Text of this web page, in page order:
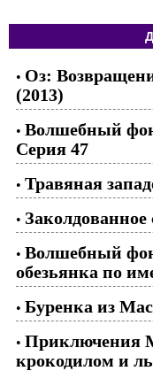
• Оз:
(2013)
• Волшебный
Серия 47
• Травяная
• Заколдованное
• Волшебный
обезьянка по
• Буренка из
• Приключения
крокодилом и